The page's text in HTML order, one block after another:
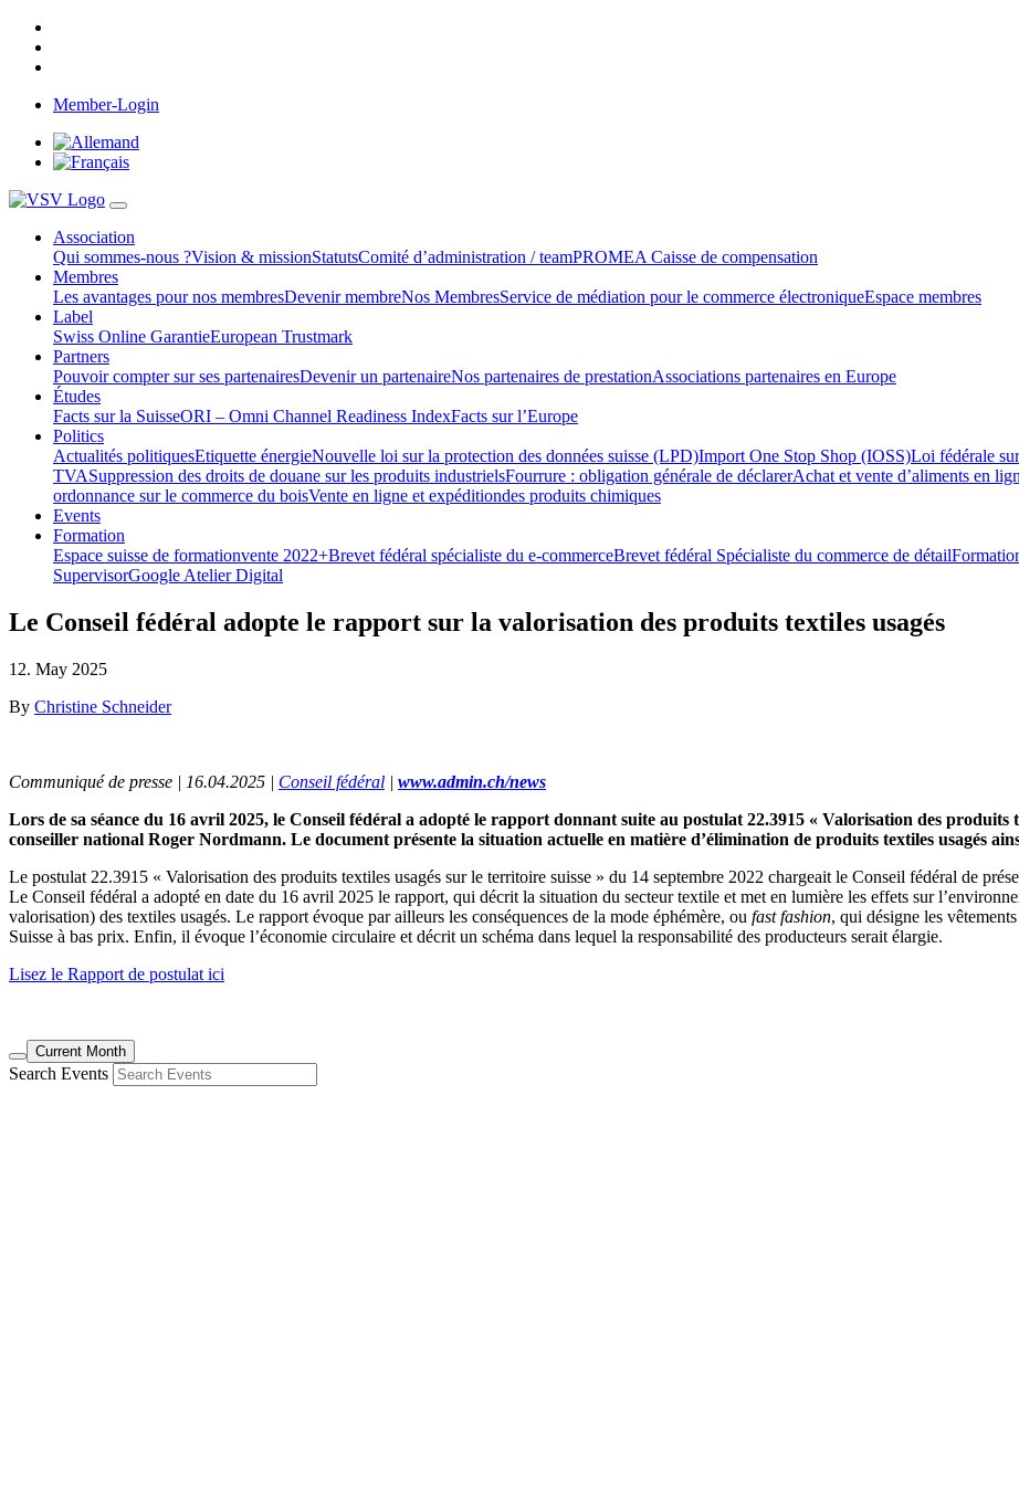
Member-Login
Association
Qui sommes-nous ?Vision & missionStatutsComité d’administration / teamPROMEA Caisse de compensation
Membres
Les avantages pour nos membresDevenir membreNos MembresService de médiation pour le commerce électroniqueEspace membres
Label
Swiss Online GarantieEuropean Trustmark
Partners
Pouvoir compter sur ses partenairesDevenir un partenaireNos partenaires de prestationAssociations partenaires en Europe
Études
Facts sur la SuisseORI – Omni Channel Readiness IndexFacts sur l’Europe
Politics
Actualités politiquesEtiquette énergieNouvelle loi sur la protection des données suisse (LPD)Import One Stop Shop (IOSS)Loi fédérale
TVASuppression des droits de douane sur les produits industrielsFourrure : obligation générale de déclarerAchat et vente d’aliments en
ordonnance sur le commerce du boisVente en ligne et expéditiondes produits chimiques
Events
Formation
Espace suisse de formationvente 2022+Brevet fédéral spécialiste du e-commerceBrevet fédéral Spécialiste du commerce de détail
SupervisorGoogle Atelier Digital
Le Conseil fédéral adopte le rapport sur la valorisation des produits textiles usagés
12. May 2025
By Christine Schneider
Communiqué de presse | 16.04.2025 | Conseil fédéral | www.admin.ch/news
Lors de sa séance du 16 avril 2025, le Conseil fédéral a adopté le rapport donnant suite au postulat 22.3915 « Valorisation des produits
conseiller national Roger Nordmann. Le document présente la situation actuelle en matière d’élimination de produits textiles usagés
Le postulat 22.3915 « Valorisation des produits textiles usagés sur le territoire suisse » du 14 septembre 2022 chargeait le Conseil fédéral de
Le Conseil fédéral a adopté en date du 16 avril 2025 le rapport, qui décrit la situation du secteur textile et met en lumière les effets sur
valorisation) des textiles usagés. Le rapport évoque par ailleurs les conséquences de la mode éphémère, ou fast fashion, qui désigne les
Suisse à bas prix. Enfin, il évoque l’économie circulaire et décrit un schéma dans lequel la responsabilité des producteurs serait élargie.
Lisez le Rapport de postulat ici
Current Month
Search Events